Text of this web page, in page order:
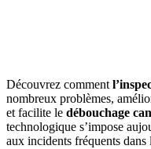
Découvrez comment
nombreux problèmes,
et facilite le débouchage
technologique s’impose
aux incidents fréquents dans